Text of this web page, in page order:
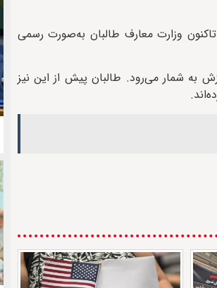
وزارت معارف طالبان به‌صورت رسمی
به شمار می‌رود. طالبان پیش از این نیز